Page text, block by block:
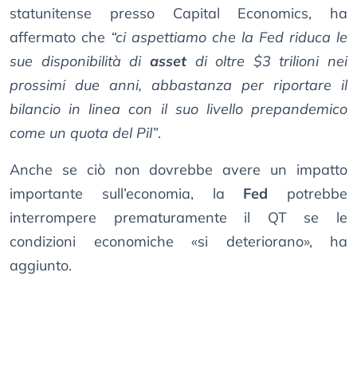
statunitense presso Capital Economics, ha
affermato che “ci aspettiamo che la Fed riduca le
sue disponibilità di assetdi oltre $3 trilioni nei
prossimi due anni, abbastanza per riportare il
bilancio in linea con il suo livello prepandemico
come un quota del Pil”.
Anche se ciò non dovrebbe avere un impatto
importante sull’economia, la Fed potrebbe
interrompere prematuramente il QT se le
condizioni economiche «si deteriorano», ha
aggiunto.